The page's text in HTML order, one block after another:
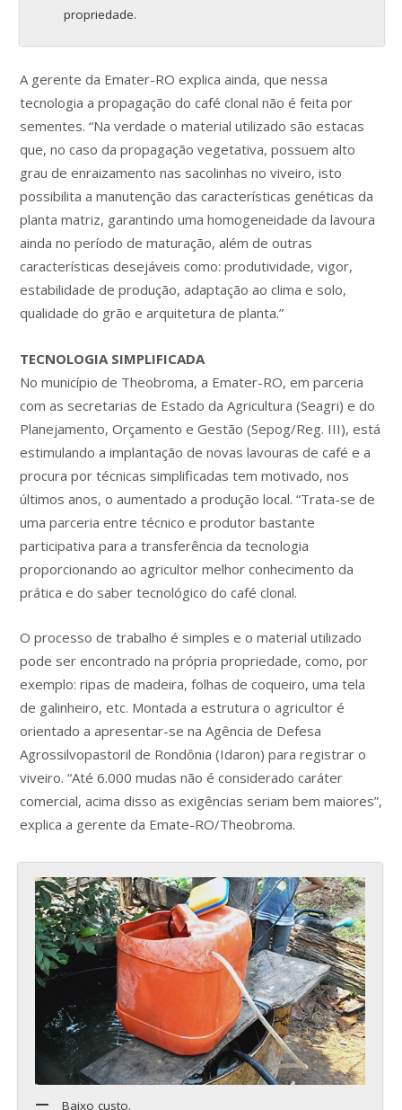
propriedade.
A gerente da Emater-RO explica ainda, que nessa
tecnologia a propagação do café clonal não é feita por
sementes. “Na verdade o material utilizado são estacas
que, no caso da propagação vegetativa, possuem alto
grau de enraizamento nas sacolinhas no viveiro, isto
possibilita a manutenção das características genéticas da
planta matriz, garantindo uma homogeneidade da lavoura
ainda no período de maturação, além de outras
características desejáveis como: produtividade, vigor,
estabilidade de produção, adaptação ao clima e solo,
qualidade do grão e arquitetura de planta.”
TECNOLOGIA SIMPLIFICADA
No município de Theobroma, a Emater-RO, em parceria
com as secretarias de Estado da Agricultura (Seagri) e do
Planejamento, Orçamento e Gestão (Sepog/Reg. III), está
estimulando a implantação de novas lavouras de café e a
procura por técnicas simplificadas tem motivado, nos
últimos anos, o aumentado a produção local. “Trata-se de
uma parceria entre técnico e produtor bastante
participativa para a transferência da tecnologia
proporcionando ao agricultor melhor conhecimento da
prática e do saber tecnológico do café clonal.
O processo de trabalho é simples e o material utilizado
pode ser encontrado na própria propriedade, como, por
exemplo: ripas de madeira, folhas de coqueiro, uma tela
de galinheiro, etc. Montada a estrutura o agricultor é
orientado a apresentar-se na Agência de Defesa
Agrossilvopastoril de Rondônia (Idaron) para registrar o
viveiro. “Até 6.000 mudas não é considerado caráter
comercial, acima disso as exigências seriam bem maiores”,
explica a gerente da Emate-RO/Theobroma.
Baixo custo.